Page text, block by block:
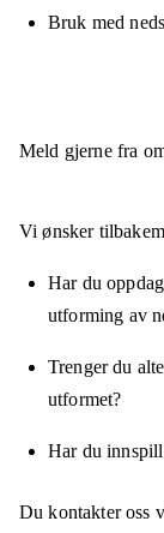
Bruk med
Meld gjerne fra
Vi ønsker
Har du
utforming av
Trenger du
utformet?
Har du
Du kontakter oss